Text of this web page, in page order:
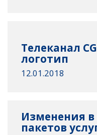
Телеканал
логотип
12.01.2018
Изменения
пакетов